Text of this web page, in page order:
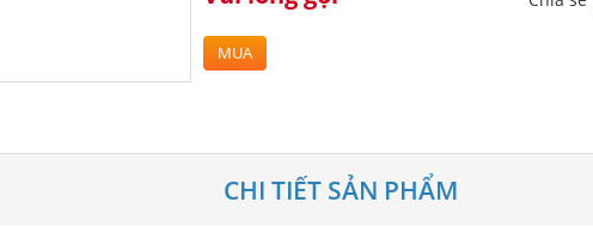
MUA
CHI TIẾT SẢN PHẨM